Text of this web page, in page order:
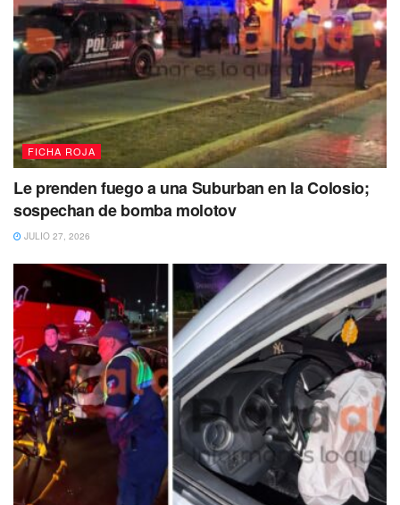
FICHA ROJA
Le prenden fuego a una Suburban en la Colosio;
sospechan de bomba molotov
JULIO 27, 2026